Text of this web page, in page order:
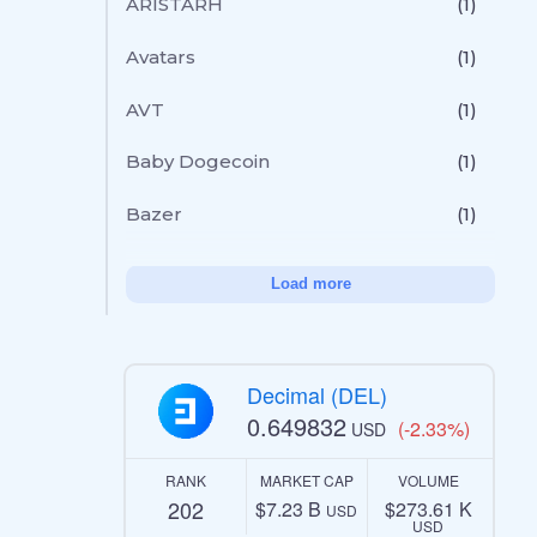
Avatars (1)
AVT (1)
Baby Dogecoin (1)
Bazer (1)
Load more
Decimal (DEL)
0.649832 USD (-2.33%)
RANK
202
MARKET CAP
$7.23 B USD
VOLUME
$273.61 K
USD